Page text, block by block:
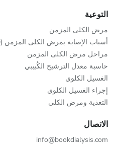
التوعية
مرض الكلى المزمن
أسباب الإصابة بمرض الكلى المزمن (CKD)
مراحل مرض الكلى المزمن
حاسبة معدل الترشيح الكُبيبي
الغسيل الكلوي
إجراء الغسيل الكلوي
التغذية ومرض الكلى
الاتصال
info@bookdialysis.com